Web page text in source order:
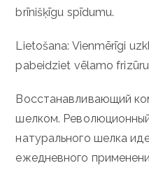
brīnišķīgu spīdumu.
Lietošana: Vienmērīgi
pabeidziet vēlamo
Восстанавливающий
шелком.
натурального шелка
ежедневного